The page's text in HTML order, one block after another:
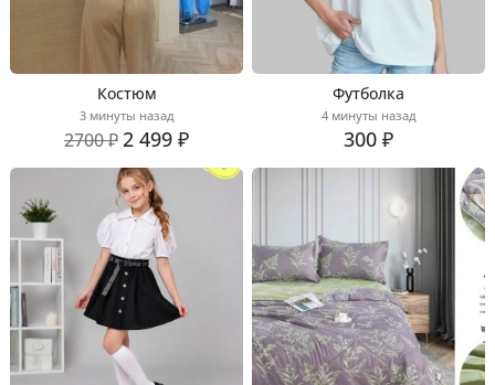
Костюм
3 минуты назад
2700 ₽2 499 ₽
Футболка
4 минуты назад
300 ₽